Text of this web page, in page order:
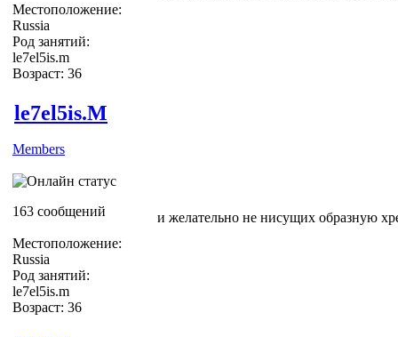
Местоположение:
Russia
Род занятий:
le7el5is.m
Возраст: 36
le7el5is.M
Members
163 сообщений
Местоположение:
Russia
Род занятий:
le7el5is.m
Возраст: 36
и желательно не нисущих образную